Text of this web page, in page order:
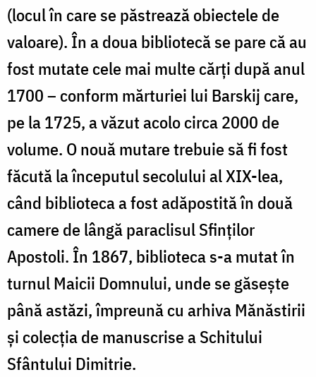
(locul în care se păstrează obiectele de
valoare). În a doua bibliotecă se pare că au
fost mutate cele mai multe cărți după anul
1700 – conform mărturiei lui Barskij care,
pe la 1725, a văzut acolo circa 2000 de
volume. O nouă mutare trebuie să fi fost
făcută la începutul secolului al XIX-lea,
când biblioteca a fost adăpostită în două
camere de lângă paraclisul Sfinților
Apostoli. În 1867, biblioteca s-a mutat în
turnul Maicii Domnului, unde se găsește
până astăzi, împreună cu arhiva Mănăstirii
și colecția de manuscrise a Schitului
Sfântului Dimitrie.